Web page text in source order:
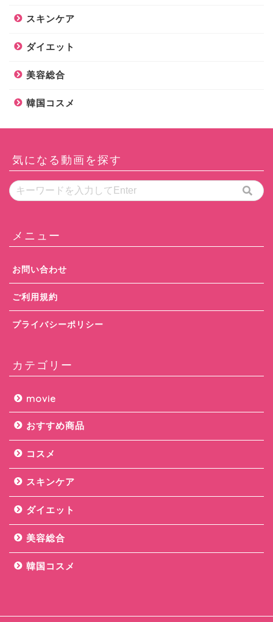
スキンケア
ダイエット
美容総合
韓国コスメ
気になる動画を探す
メニュー
お問い合わせ
ご利用規約
プライバシーポリシー
カテゴリー
movie
おすすめ商品
コスメ
スキンケア
ダイエット
美容総合
韓国コスメ